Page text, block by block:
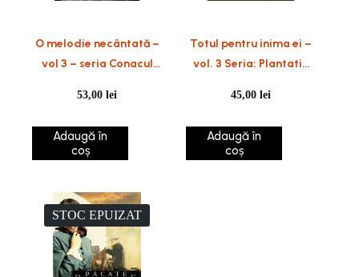
O melodie necântată –
vol 3 – seria Conacul
53,00lei
Adaugă în
coș
Totul pentru inima ei –
vol. 3 Seria: Plantatia
45,00lei
Adaugă în
coș
STOC EPUIZAT